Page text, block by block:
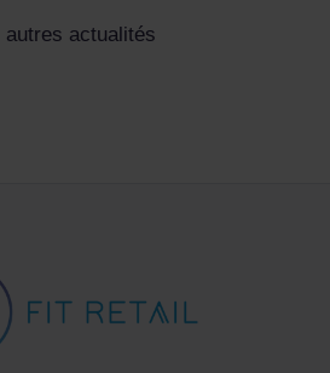
autres actualités